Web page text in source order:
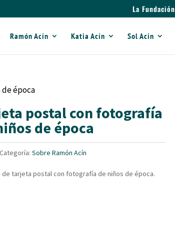
La Fundación
Ramón Acín Katia Acín Sol Acín
época
postal con fotografía
de época
Categoría:Sobre Ramón Acín
de tarjeta postal con fotografía de niños de época.